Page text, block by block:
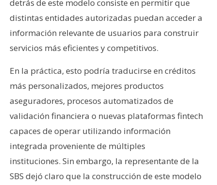
detrás de este modelo consiste en permitir que
distintas entidades autorizadas puedan acceder a
información relevante de usuarios para construir
servicios más eficientes y competitivos.
En la práctica, esto podría traducirse en créditos
más personalizados, mejores productos
aseguradores, procesos automatizados de
validación financiera o nuevas plataformas fintech
capaces de operar utilizando información
integrada proveniente de múltiples
instituciones. Sin embargo, la representante de la
SBS dejó claro que la construcción de este modelo